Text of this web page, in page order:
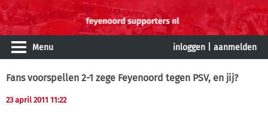
Menu inloggen aanmelden
Fans voorspellen 2-1 zege Feyenoord tegen PSV, en jij?
23 april 2011 11:22